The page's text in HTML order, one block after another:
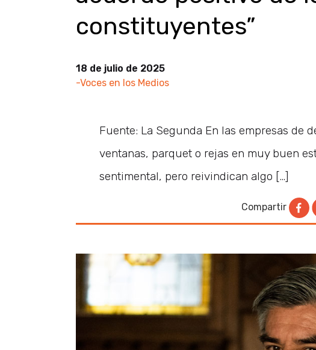
constituyentes”
18 de julio de 2025
-Voces en los Medios
Fuente: La Segunda En las empresas de
ventanas, parquet o rejas en muy buen
sentimental, pero reivindican algo […]
Compartir